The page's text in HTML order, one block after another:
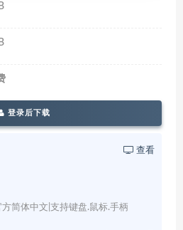
登录后下载
查看
简体中文|支持键盘.鼠标.手柄